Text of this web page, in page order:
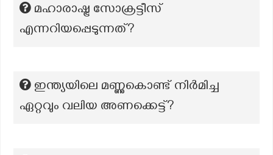
മഹാരാഷ്ട്ര സോക്രട്ടീസ്
എന്നറിയപ്പെടുന്നത്?
ഇന്ത്യയിലെ മണ്ണുകൊണ്ട് നിർമിച്ച
ഏറ്റവും വലിയ അണക്കെട്ട്?